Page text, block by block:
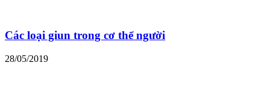
Các loại giun trong cơ thể người
28/05/2019